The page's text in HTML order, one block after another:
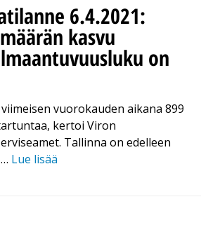
6.4.2021:
kasvu
on
vuorokauden aikana 899
kertoi Viron
Tallinna on edelleen
Lue lisää